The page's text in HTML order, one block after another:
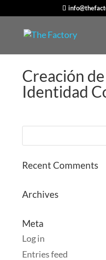
Creación
Identidad
Recent Comments
Archives
Meta
Log in
Entries feed